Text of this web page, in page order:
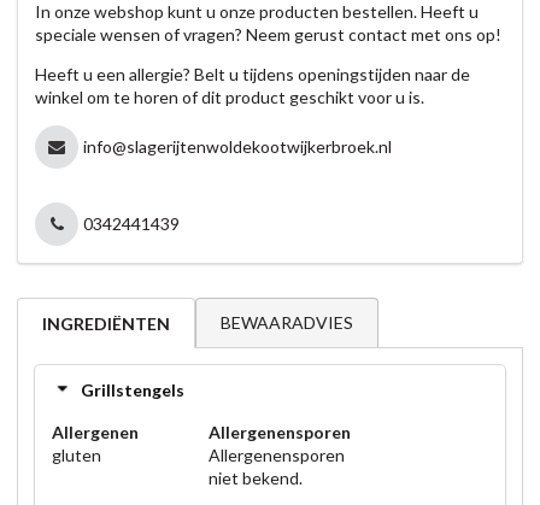
In onze webshop kunt u onze producten bestellen. Heeft u
speciale wensen of vragen? Neem gerust contact met ons op!
Heeft u een allergie? Belt u tijdens openingstijden naar de
winkel om te horen of dit product geschikt voor u is.
info@slagerijtenwoldekootwijkerbroek.nl
0342441439
INGREDIËNTEN BEWAARADVIES
Grillstengels
Allergenen
gluten
Allergenensporen
Allergenensporen
niet bekend.